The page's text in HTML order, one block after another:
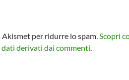
per ridurre lo spam.Scopri
derivati dai commenti.